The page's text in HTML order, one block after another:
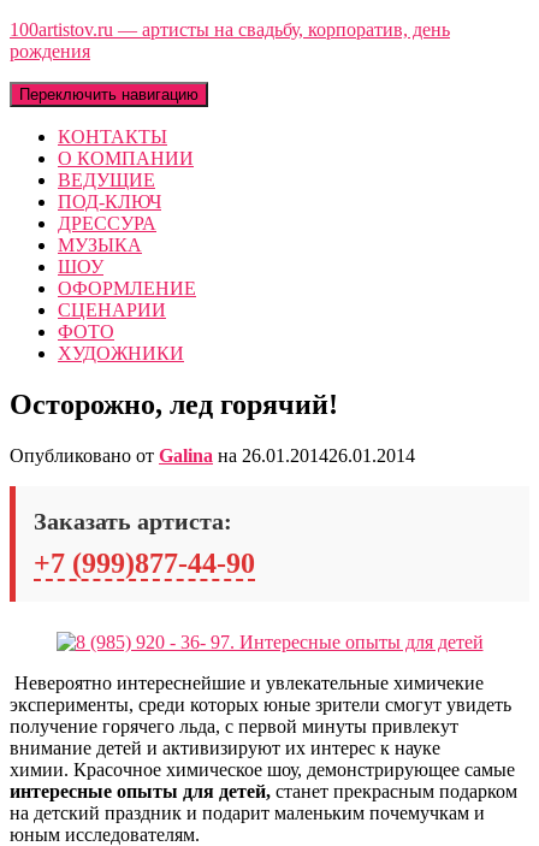
100artistov.ru — артисты на свадьбу, корпоратив, день
рождения
Переключить навигацию
КОНТАКТЫ
О КОМПАНИИ
ВЕДУЩИЕ
ПОД-КЛЮЧ
ДРЕССУРА
МУЗЫКА
ШОУ
ОФОРМЛЕНИЕ
СЦЕНАРИИ
ФОТО
ХУДОЖНИКИ
Осторожно, лед горячий!
Опубликовано от Galina на 26.01.201426.01.2014
Заказать артиста:
+7 (999)877-44-90
Невероятно интереснейшие и увлекательные химичекие
эксперименты, среди которых юные зрители смогут увидеть
получение горячего льда, с первой минуты привлекут
внимание детей и активизируют их интерес к науке
химии. Красочное химическое шоу, демонстрирующее самые
интересные опыты для детей, станет прекрасным подарком
на детский праздник и подарит маленьким почемучкам и
юным исследователям.